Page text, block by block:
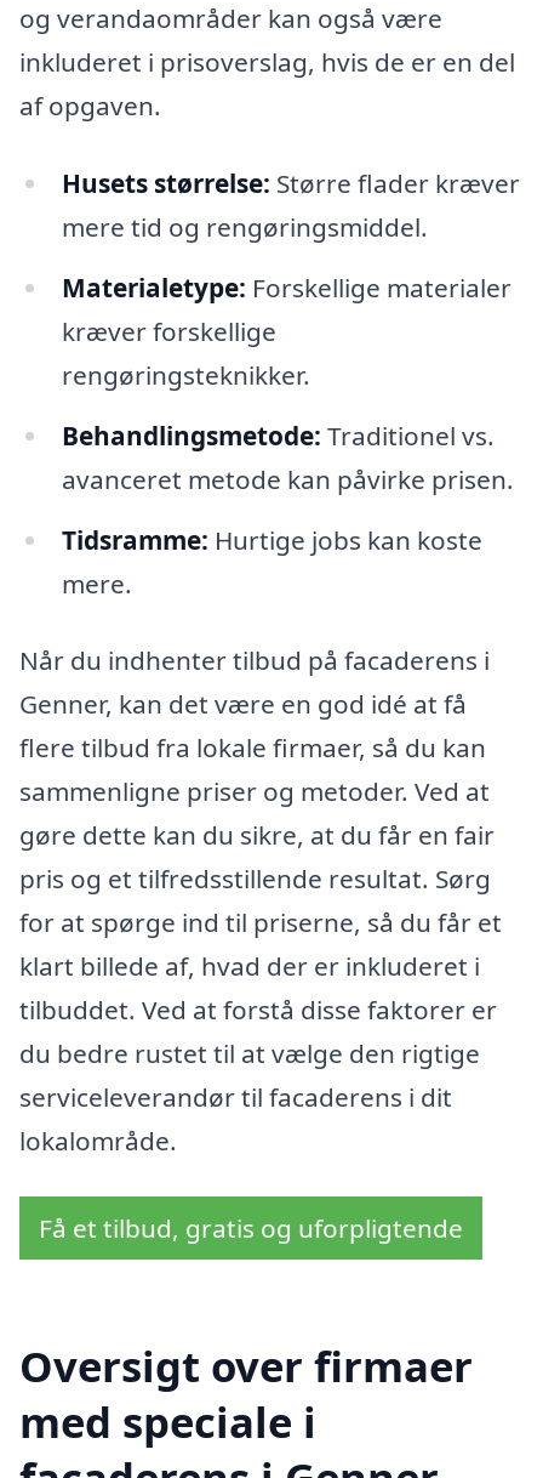
og verandaområder kan også være
inkluderet i prisoverslag, hvis de er en del
af opgaven.
Husets størrelse: Større flader kræver
mere tid og rengøringsmiddel.
Materialetype: Forskellige materialer
kræver forskellige
rengøringsteknikker.
Behandlingsmetode: Traditionel vs.
avanceret metode kan påvirke prisen.
Tidsramme: Hurtige jobs kan koste
mere.
Når du indhenter tilbud på facaderens i
Genner, kan det være en god idé at få
flere tilbud fra lokale firmaer, så du kan
sammenligne priser og metoder. Ved at
gøre dette kan du sikre, at du får en fair
pris og et tilfredsstillende resultat. Sørg
for at spørge ind til priserne, så du får et
klart billede af, hvad der er inkluderet i
tilbuddet. Ved at forstå disse faktorer er
du bedre rustet til at vælge den rigtige
serviceleverandør til facaderens i dit
lokalområde.
Få et tilbud, gratis og uforpligtende
Oversigt over firmaer
med speciale i